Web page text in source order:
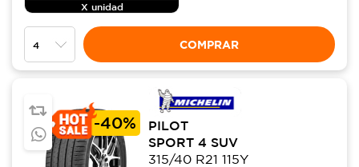
X unidad
COMPRAR
-40%
PILOT
SPORT 4 SUV
315/40 R21 115Y